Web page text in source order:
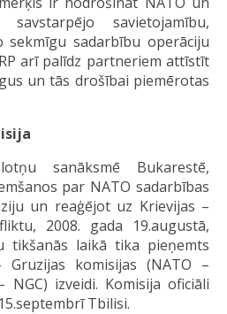
savietojamību,
sadarbību operāciju
arī palīdz partneriem attīstīt
un tās drošībai piemērotas
sanāksmē Bukarestē,
par NATO sadarbības
un reaģējot uz Krievijas –
2008. gada 19.augustā,
tikšanās laikā tika pieņemts
komisijas (NATO –
NGC) izveidi. Komisija oficiāli
Tbilisi.